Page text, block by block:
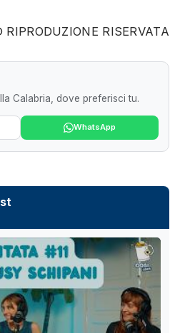
RIPRODUZIONE RISERVATA
Calabria, dove preferisci tu.
WhatsApp